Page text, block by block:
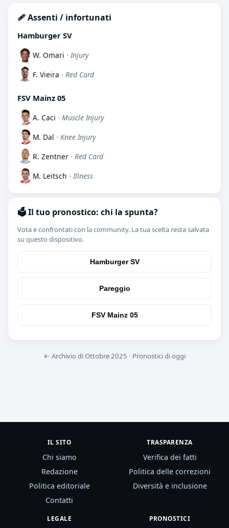
🩹 Assenti / infortunati
Hamburger SV
W. Omari · Injury
F. Vieira · Red Card
FSV Mainz 05
A. Caci · Muscle Injury
M. Dal · Knee Injury
R. Zentner · Red Card
M. Leitsch · Illness
🗳️ Il tuo pronostico: chi la spunta?
Vota e confrontati con la community. La tua scelta resta salvata
su questo dispositivo.
Hamburger SV
Pareggio
FSV Mainz 05
← Archivio di Ottobre 2025 · Pronostici di oggi
IL SITO
Chi siamo
Redazione
Politica editoriale
Contatti
TRASPARENZA
Verifica dei fatti
Politica delle correzioni
Diversità e inclusione
LEGALE PRONOSTICI